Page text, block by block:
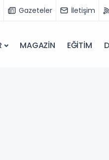
Gazeteler İletişim
MAGAZİN EĞİTİM